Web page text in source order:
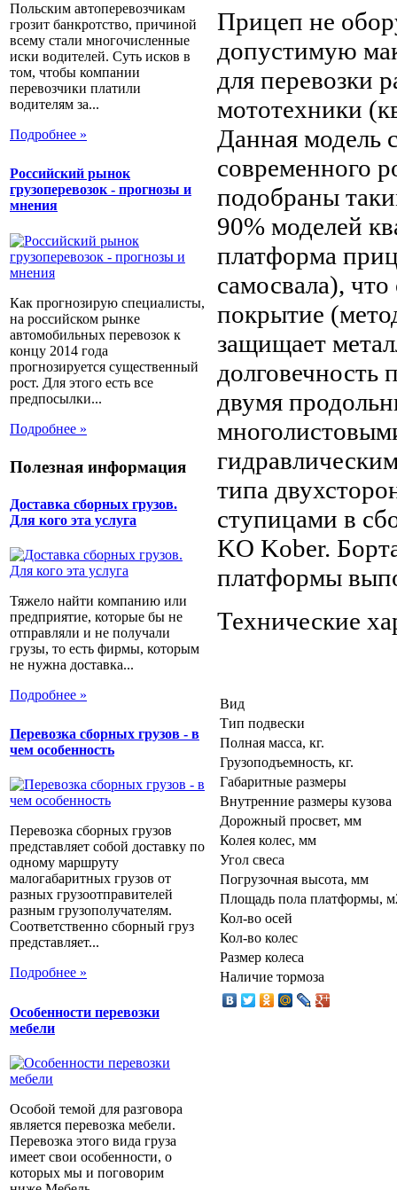
Польским автоперевозчикам
грозит банкротство, причиной
всему стали многочисленные
иски водителей. Суть исков в
том, чтобы компании
перевозчики платили
водителям за...
Подробнее »
Российский рынок
грузоперевозок - прогнозы и
мнения
Как прогнозирую специалисты,
на российском рынке
автомобильных перевозок к
концу 2014 года
прогнозируется существенный
рост. Для этого есть все
предпосылки...
Подробнее »
Полезная информация
Доставка сборных грузов.
Для кого эта услуга
Тяжело найти компанию или
предприятие, которые бы не
отправляли и не получали
грузы, то есть фирмы, которым
не нужна доставка...
Подробнее »
Перевозка сборных грузов - в
чем особенность
Перевозка сборных грузов
представляет собой доставку по
одному маршруту
малогабаритных грузов от
разных грузоотправителей
разным грузополучателям.
Соответственно сборный груз
представляет...
Подробнее »
Особенности перевозки
мебели
Особой темой для разговора
является перевозка мебели.
Перевозка этого вида груза
имеет свои особенности, о
которых мы и поговорим
Прицеп не
допустимую
для перевозки
мототехники
Данная модель
современного
подобраны
90% моделей
платформа
самосвала),
покрытие
защищает
долговечность
двумя
типа
ступицами в
KO Kober.
платформы
Технические
Вид
Тип подвески
Полная масса, кг.
Грузоподъемность, кг.
Габаритные размеры
Внутренние размеры кузова
Дорожный просвет, мм
Колея колес, мм
Угол свеса
Погрузочная высота, мм
Площадь пола платформы,
Кол-во осей
Кол-во колес
Размер колеса
Наличие тормоза